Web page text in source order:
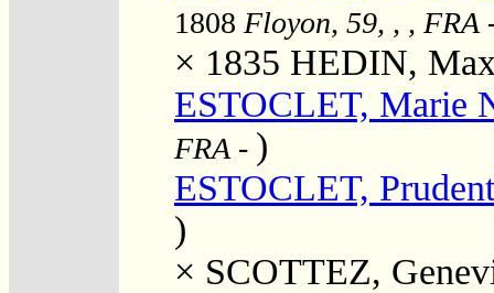
1808 Floyon, 59, , , FRA
× 1835 HEDIN,
ESTOCLET, Marie
FRA - )
ESTOCLET, Prudent
)
× SCOTTEZ,